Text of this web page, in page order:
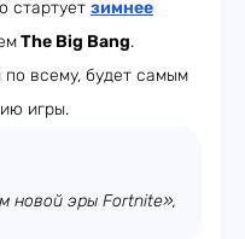
стартует зимнее
The Big Bang.
по всему, будет самым
игры.
новой эры Fortnite»,